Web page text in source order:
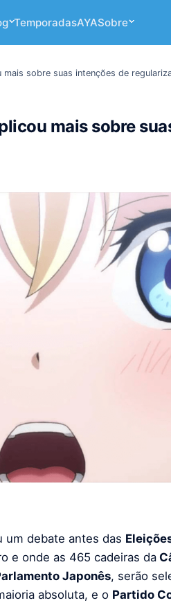
TemporadasAYASobre
sobre suas intenções de
mais sobre
um debate antes das
e onde as 465 cadeiras da
Japonês, serão
absoluta, e o Partido